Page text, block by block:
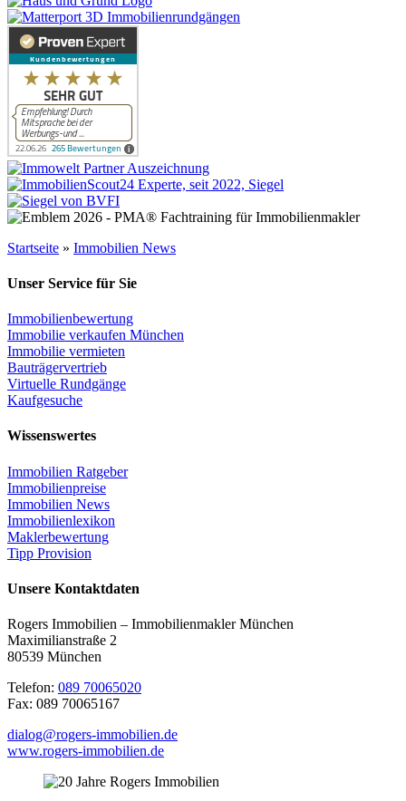
Startseite » Immobilien News
Unser Service für Sie
Immobilienbewertung
Immobilie verkaufen München
Immobilie vermieten
Bauträgervertrieb
Virtuelle Rundgänge
Kaufgesuche
Wissenswertes
Immobilien Ratgeber
Immobilienpreise
Immobilien News
Immobilienlexikon
Maklerbewertung
Tipp Provision
Unsere Kontaktdaten
Rogers Immobilien – Immobilienmakler München
Maximilianstraße 2
80539 München
Telefon: 089 70065020
Fax: 089 70065167
dialog@rogers-immobilien.de
www.rogers-immobilien.de